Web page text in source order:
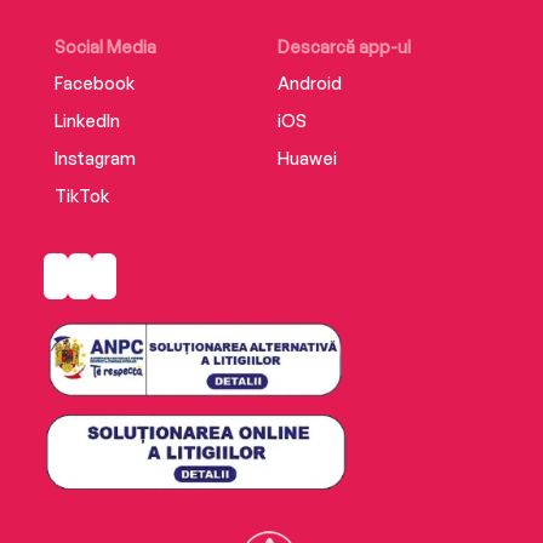
Social Media
Facebook
LinkedIn
Instagram
TikTok
Descarcă app-ul
Android
iOS
Huawei